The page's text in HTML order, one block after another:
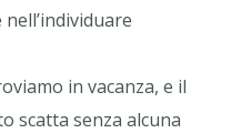
in vacanza, e il
scatta senza alcuna